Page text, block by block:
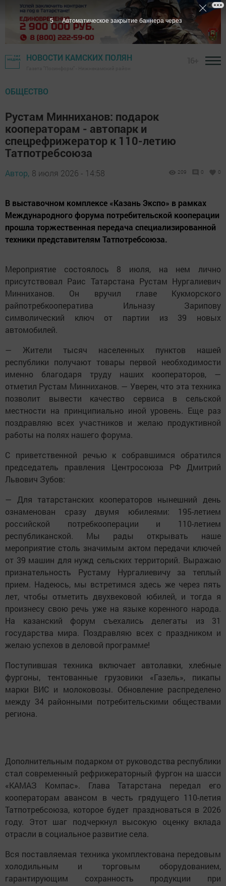
НОВОСТИ КАМСКИХ ПОЛЯН
ОБЩЕСТВО
Рустам Минниханов: подарок
кооператорам - автопарк и
спецрефрижератор к 110-летию
Татпотребсоюза
Автор, 8 июля 2026 - 14:58 209 0 0
В выставочном комплексе «Казань Экспо» в рамках
Международного форума потребительской кооперации
прошла торжественная передача специализированной
техники представителям Татпотребсоюза.
Мероприятие состоялось 8 июля, на нем лично
присутствовал Раис Татарстана Рустам Нургалиевич
Минниханов. Он вручил главе Кукморского
райпотребкооператива Ильназу Зарипову
символический ключ от партии из 39 новых
автомобилей.
— Жители тысяч населенных пунктов нашей
республики получают товары первой необходимости
именно благодаря труду наших кооператоров, —
отметил Рустам Минниханов. — Уверен, что эта техника
позволит вывести качество сервиса в сельской
местности на принципиально иной уровень. Еще раз
поздравляю всех участников и желаю продуктивной
работы на полях нашего форума.
С приветственной речью к собравшимся обратился
председатель правления Центросоюза РФ Дмитрий
Львович Зубов:
— Для татарстанских кооператоров нынешний день
ознаменован сразу двумя юбилеями: 195-летием
российской потребкооперации и 110-летием
республиканской. Мы рады открывать наше
мероприятие столь значимым актом передачи ключей
от 39 машин для нужд сельских территорий. Выражаю
признательность Рустаму Нургалиевичу за теплый
прием. Надеюсь, мы встретимся здесь же через пять
лет, чтобы отметить двухвековой юбилей, и тогда я
произнесу свою речь уже на языке коренного народа.
На казанский форум съехались делегаты из 31
государства мира. Поздравляю всех с праздником и
желаю успехов в деловой программе!
Поступившая техника включает автолавки, хлебные
фургоны, тентованные грузовики «Газель», пикапы
марки ВИС и молоковозы. Обновление распределено
между 34 районными потребительскими обществами
региона.
Дополнительным подарком от руководства республики
стал современный рефрижераторный фургон на шасси
«КАМАЗ Компас». Глава Татарстана передал его
кооператорам авансом в честь грядущего 110-летия
Татпотребсоюза, которое будет праздноваться в 2026
году. Этот шаг подчеркнул высокую оценку вклада
отрасли в социальное развитие села.
Вся поставляемая техника укомплектована передовым
холодильным и торговым оборудованием,
гарантирующим сохранность продукции при
4 Автоматическое закрытие баннера через